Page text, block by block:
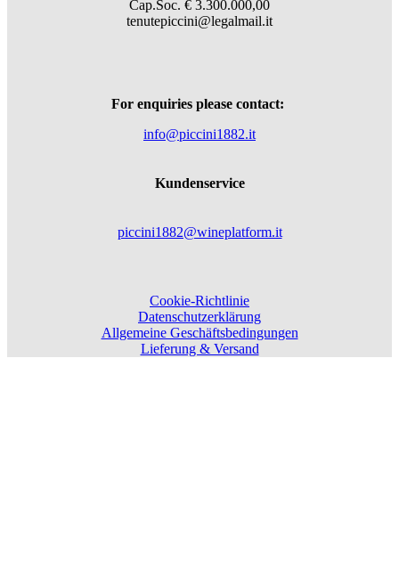
Cap.Soc. € 3.300.000,00
tenutepiccini@legalmail.it
For enquiries please contact:
info@piccini1882.it
Kundenservice
piccini1882@wineplatform.it
Cookie-Richtlinie
Datenschutzerklärung
Allgemeine Geschäftsbedingungen
Lieferung & Versand